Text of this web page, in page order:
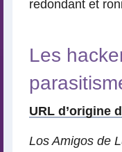
redondant et
Les
URL d’origine
Los Amigos de